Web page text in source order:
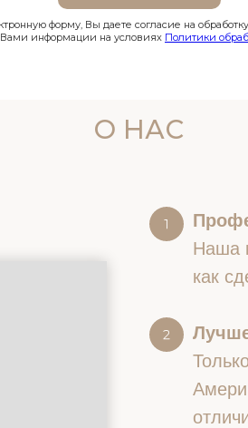
форму, Вы даете согласие на
информации на условиях Политики
О НАС
Наша
как